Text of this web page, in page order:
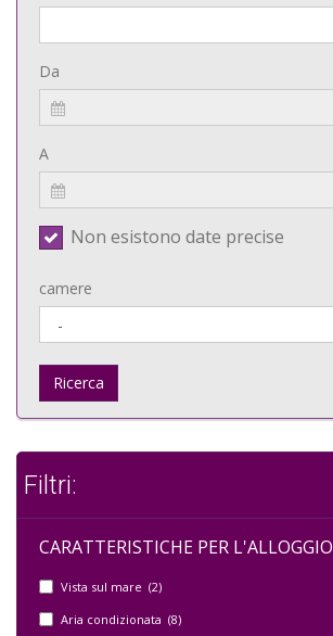
Da
A
Non esistono date precise
camere
Ricerca
Filtri:
CARATTERISTICHE PER L'ALLOGGIO
Vista sul mare (2)
Aria condizionata (8)